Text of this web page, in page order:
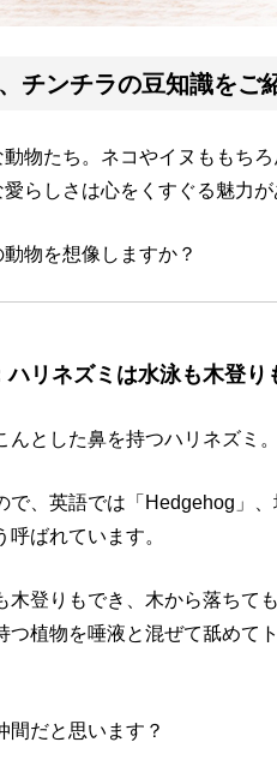
チンチラの豆知識をご
物たち。ネコやイヌももち
らしさは心をくすぐる魅力が
物を想像しますか？
リネズミは水泳も木登り
とした鼻を持つハリネズミ。
で、英語では「Hedgehog」、
ばれています。
木登りもでき、木から落ちて
つ植物を唾液と混ぜて舐めて
間だと思います？